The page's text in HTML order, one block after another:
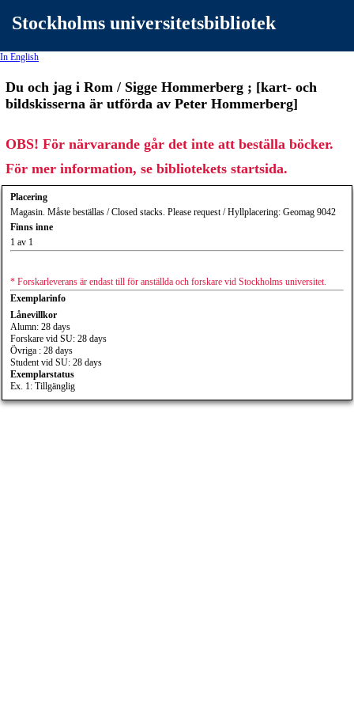
Stockholms universitetsbibliotek
In English
Du och jag i Rom / Sigge Hommerberg ; [kart- och
bildskisserna är utförda av Peter Hommerberg]
OBS! För närvarande går det inte att beställa böcker.
För mer information, se bibliotekets startsida.
Placering
Magasin. Måste beställas / Closed stacks. Please request / Hyllplacering: Geomag 9042
Finns inne
1 av 1
* Forskarleverans är endast till för anställda och forskare vid Stockholms universitet.
Exemplarinfo
Lånevillkor
Alumn: 28 days
Forskare vid SU: 28 days
Övriga : 28 days
Student vid SU: 28 days
Exemplarstatus
Ex. 1: Tillgänglig